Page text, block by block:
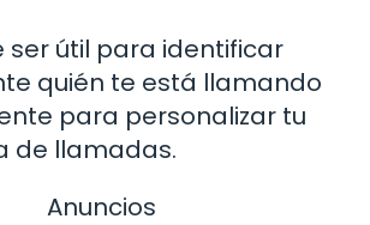
ser útil para identificar
quién te está llamando
para personalizar tu
de llamadas.
Anuncios